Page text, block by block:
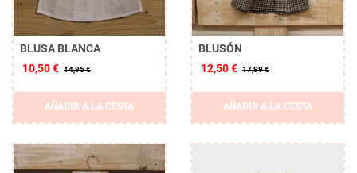
Borrar
BLUSA BLANCA
10,50 € 14,95 €
AÑADIR A LA CESTA
BLUSÓN
12,50 € 17,99 €
AÑADIR A LA CESTA